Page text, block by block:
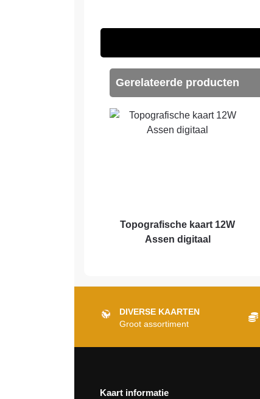
Gerelateerde producten
Topografische kaart 12W
Assen digitaal
DIVERSE KAARTEN
Groot assortiment
Kaart informatie